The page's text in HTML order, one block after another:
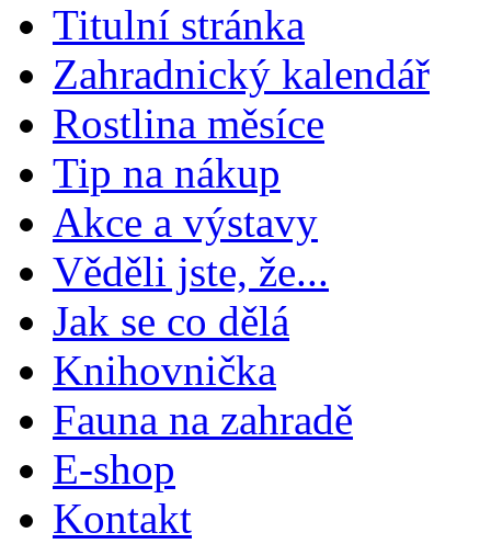
Titulní stránka
Zahradnický kalendář
Rostlina měsíce
Tip na nákup
Akce a výstavy
Věděli jste, že...
Jak se co dělá
Knihovnička
Fauna na zahradě
E-shop
Kontakt